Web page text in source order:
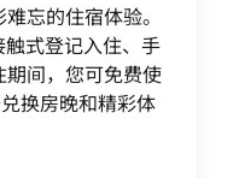
忘的住宿体验。
式登记入住、手
间，您可免费使
换房晚和精彩体